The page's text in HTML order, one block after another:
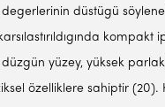
düstügü
kompakt
yüzey, yüksek
özelliklere sahiptir (20).